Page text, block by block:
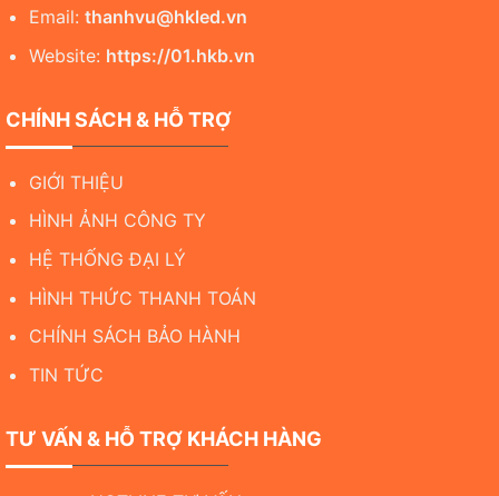
Email: thanhvu@hkled.vn
Website: https://01.hkb.vn
CHÍNH SÁCH & HỖ TRỢ
GIỚI THIỆU
HÌNH ẢNH CÔNG TY
HỆ THỐNG ĐẠI LÝ
HÌNH THỨC THANH TOÁN
CHÍNH SÁCH BẢO HÀNH
TIN TỨC
TƯ VẤN & HỖ TRỢ KHÁCH HÀNG